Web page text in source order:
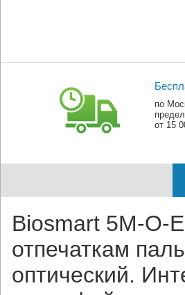
по
от 15
Biosmart 5M-O-
отпечаткам
оптический.